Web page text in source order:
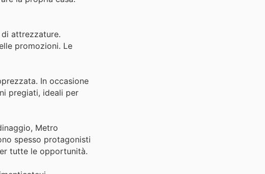
attrezzature.
promozioni. Le
In occasione
pregiati, ideali per
Metro
spesso protagonisti
tutte le opportunità.